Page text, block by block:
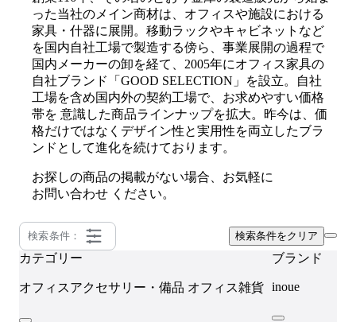
った当社のメイン商材は、オフィスや施設における
家具・什器に展開。移動ラックやキャビネットなど
を国内自社工場で製造する傍ら、事業展開の過程で
国内メーカーの卸を経て、2005年にオフィス家具の
自社ブランド「GOOD SELECTION」を設立。自社
工場を含め国内外の契約工場で、お求めやすい価格
帯を 意識した商品ラインナップを拡大。昨今は、価
格だけではなくデザイン性と実用性を両立したブラ
ンドとして進化を続けております。
お探しの商品の掲載がない場合、お気軽に
お問い合わせ ください。
検索条件： 検索条件をクリア
カテゴリー
オフィスアクセサリー・備品 オフィス雑貨
ブランド
inoue